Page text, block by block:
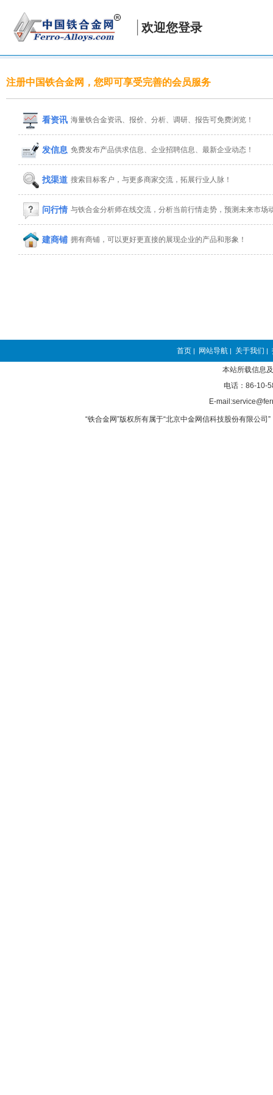
欢迎您登录
注册中国铁合金网，您即可享受完善的会员服务
看资讯 海量铁合金资讯、报价、分析、调研、报告可免费浏览！
发信息 免费发布产品供求信息、企业招聘信息、最新企业动态！
找渠道 搜索目标客户，与更多商家交流，拓展行业人脉！
问行情 与铁合金分析师在线交流，分析当前行情走势，预测未来市场
建商铺 拥有商铺，可以更好更直接的展现企业的产品和形象！
首页 | 网站导航 | 关于我们 |
本站所载信息
电话：86-10-
E-
“铁合金网”版权所有属于“北京中金网信科技股份有限公司